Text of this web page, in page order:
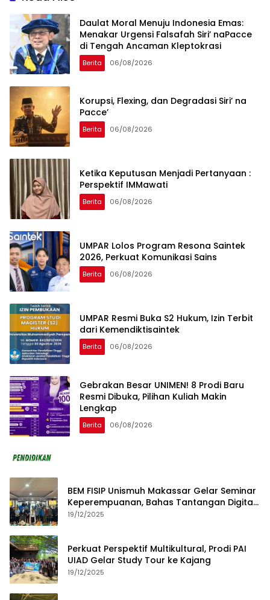
Daulat Moral Menuju Indonesia Emas:
Menakar Urgensi Falsafah Siri’ naPacce
di Tengah Ancaman Kleptokrasi
Berita 06/08/2026
Korupsi, Flexing, dan Degradasi Siri’ na
Pacce’
Berita 06/08/2026
Ketika Keputusan Menjadi Pertanyaan :
Perspektif IMMawati
Berita 06/08/2026
UMPAR Lolos Program Resona Saintek
2026, Perkuat Komunikasi Sains
Berita 06/08/2026
UMPAR Resmi Buka S2 Hukum, Izin Terbit
dari Kemendiktisaintek
Berita 06/08/2026
Gebrakan Besar UNIMEN! 8 Prodi Baru
Resmi Dibuka, Pilihan Kuliah Makin
Lengkap
Berita 06/08/2026
BEM FISIP Unismuh Makassar Gelar Seminar
Keperempuanan, Bahas Tantangan Digital
dan Budaya Lokal
19/12/2025
Perkuat Perspektif Multikultural, Prodi PAI
UIAD Gelar Study Tour ke Kajang
19/12/2025